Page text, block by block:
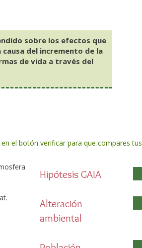
sobre los efectos que
del incremento de la
de vida a través del
el botón verificar para que compares tus
Hipótesis GAIA
Alteración
ambiental